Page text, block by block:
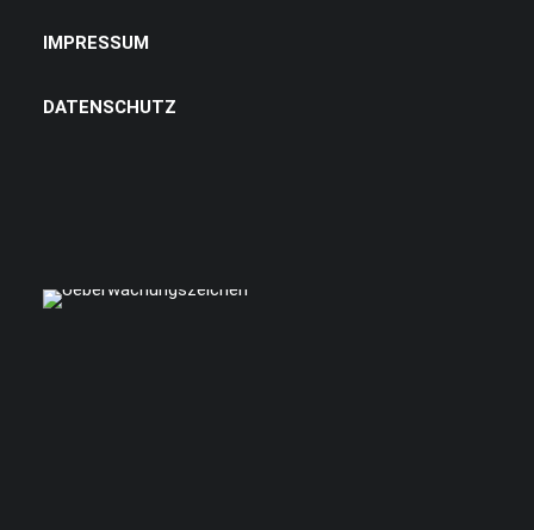
IMPRESSUM
DATENSCHUTZ